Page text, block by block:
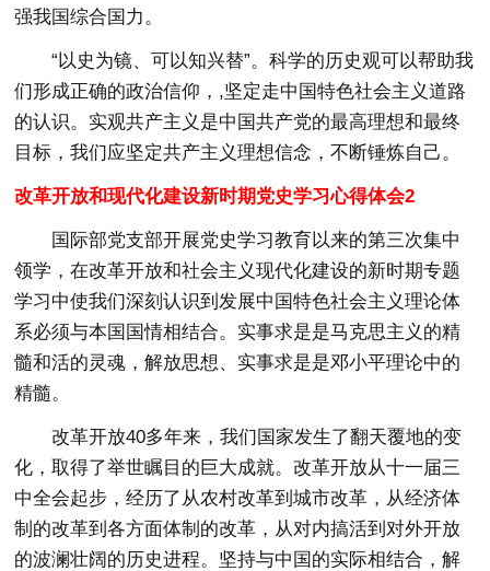
强我国综合国力。
“以史为镜、可以知兴替”。科学的历史观可以帮助我
们形成正确的政治信仰，,坚定走中国特色社会主义道路
的认识。实观共产主义是中国共产党的最高理想和最终
目标，我们应坚定共产主义理想信念，不断锤炼自己。
改革开放和现代化建设新时期党史学习心得体会2
国际部党支部开展党史学习教育以来的第三次集中
领学，在改革开放和社会主义现代化建设的新时期专题
学习中使我们深刻认识到发展中国特色社会主义理论体
系必须与本国国情相结合。实事求是是马克思主义的精
髓和活的灵魂，解放思想、实事求是是邓小平理论中的
精髓。
改革开放40多年来，我们国家发生了翻天覆地的变
化，取得了举世瞩目的巨大成就。改革开放从十一届三
中全会起步，经历了从农村改革到城市改革，从经济体
制的改革到各方面体制的改革，从对内搞活到对外开放
的波澜壮阔的历史进程。坚持与中国的实际相结合，解